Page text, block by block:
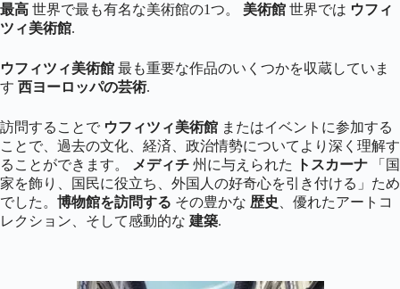
最高 世界で最も有名な美術館の1つ。 美術館 世界では ウフィ
ツィ美術館.
ウフィツィ美術館 最も重要な作品のいくつかを収蔵していま
す 西ヨーロッパの芸術.
訪問することで ウフィツィ美術館 またはイベントに参加する
ことで、過去の文化、経済、政治情勢についてより深く理解す
ることができます。
メディチ 州に与えられた トスカーナ 「国
家を飾り、国民に役立ち、外国人の好奇心を引き付ける」ため
でした。 博物館を訪問する その豊かな 歴史
、優れたアートコ
レクション、そして感動的な 建築.